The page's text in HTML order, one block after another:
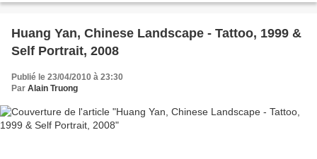
Huang Yan, Chinese Landscape - Tattoo, 1999 &
Self Portrait, 2008
Publié le 23/04/2010 à 23:30
Par Alain Truong